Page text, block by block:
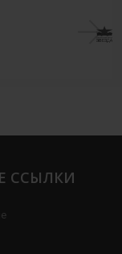
ССЫЛКИ